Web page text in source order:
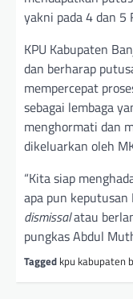
yakni pada 4 dan 5
KPU Kabupaten
dan berharap
mempercepat
sebagai lembaga
menghormati dan
dikeluarkan oleh
“Kita siap
apa pun
dismissalatau
pungkas Abdul
Tagged kpu kabupaten